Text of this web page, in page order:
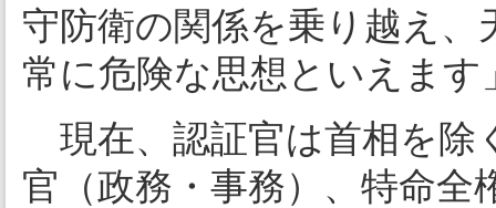
守防衛の関係を乗り越え
常に危険な思想といえます
現在、認証官は首相を除
官（政務・事務）、特命全